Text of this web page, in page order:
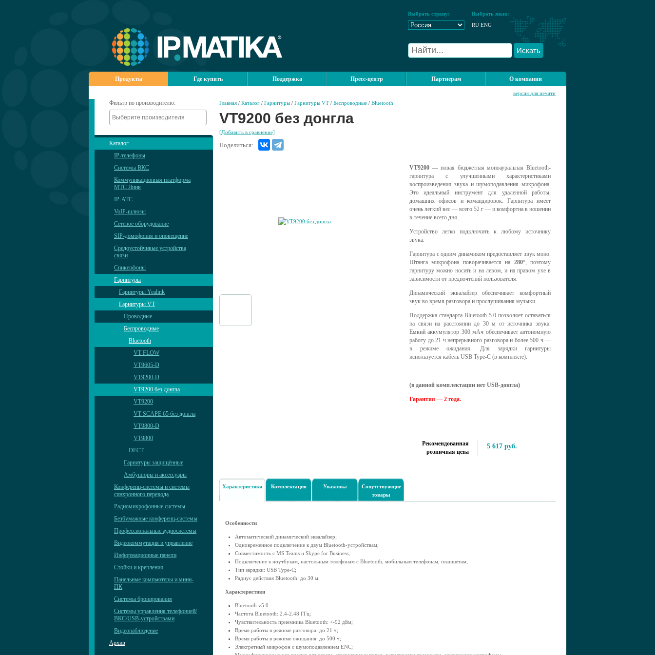
Выбрать страну:
Выбрать язык:
RU ENG
Искать
Продукты Где купить Поддержка Пресс-центр Партнерам О компании
Фильтр по производителю:
Каталог
IP-телефоны
Системы ВКС
Коммуникационная платформа
МТС Линк
IP-АТС
VoIP-шлюзы
Сетевое оборудование
SIP-домофония и оповещение
Средоустойчивые устройства
связи
Спикерфоны
Гарнитуры
Гарнитуры Yealink
Гарнитуры VT
Проводные
Беспроводные
Bluetooth
VT FLOW
VT9605-D
VT9200-D
VT9200 без донгла
VT9200
VT SCAPE 65 без донгла
VT9800-D
VT9800
DECT
Гарнитуры защищённые
Амбушюры и аксессуары
Конференц-системы и системы
синхронного перевода
Радиомикрофонные системы
Безбумажные конференц-системы
Профессиональные аудиосистемы
Видеокоммутация и управление
Информационные панели
Стойки и крепления
Панельные компьютеры и мини-
ПК
Системы бронирования
Системы управления телефонией/
ВКС/USB-устройствами
Видеонаблюдение
Архив
Главная / Каталог / Гарнитуры / Гарнитуры VT / Беспроводные / Bluetooth
версия для печати
VT9200 без донгла
[Добавить в сравнение]
Поделиться:
VT9200 — новая бюджетная моноауральная Bluetooth-
гарнитура с улучшенными характеристиками
воспроизведения звука и шумоподавления микрофона.
Это идеальный инструмент для удаленной работы,
домашних офисов и командировок. Гарнитура имеет
очень легкий вес — всего 52 г — и комфортна в ношении
в течение всего дня.
Устройство легко подключить к любому источнику
звука.
Гарнитура с одним динамиком предоставляет звук моно.
Штанга микрофона поворачивается на 280°, поэтому
гарнитуру можно носить и на левом, и на правом ухе в
зависимости от предпочтений пользователя.
Динамический эквалайзер обеспечивает комфортный
звук во время разговора и прослушивания музыки.
Поддержка стандарта Bluetooth 5.0 позволяет оставаться
на связи на расстоянии до 30 м от источника звука.
Емкий аккумулятор 300 мАч обеспечивает автономную
работу до 21 ч непрерывного разговора и более 500 ч —
в режиме ожидания. Для зарядки гарнитуры
используется кабель USB Type-C (в комплекте).
(в данной комплектации нет USB-донгла)
Гарантия — 2 года.
Рекомендованная
розничная цена
5 617 руб.
Характеристики Комплектация Упаковка
Сопутствующие
товары
Особенности
Автоматический динамический эквалайзер;
Одновременное подключение к двум Bluetooth-устройствам;
Совместимость с MS Teams и Skype for Business;
Подключение к ноутбукам, настольным телефонам c Bluetooth, мобильным телефонам, планшетам;
Тип зарядки: USB Type-C;
Радиус действия Bluetooth: до 30 м.
Характеристики
Bluetooth v5.0
Частота Bluetooth: 2.4-2.48 ГГц;
Чувствительность приемника Bluetooth: <-92 дБм;
Время работы в режиме разговора: до 21 ч;
Время работы в режиме ожидания: до 500 ч;
Электретный микрофон с шумоподавлением ENC;